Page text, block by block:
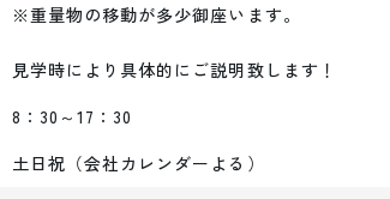
※重量物の移動が多少御座います。
見学時により具体的にご説明致します！
8：30～17：30
土日祝（会社カレンダーよる）